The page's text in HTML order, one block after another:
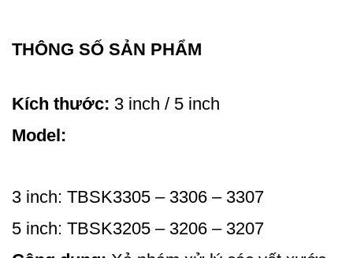
THÔNG SỐ SẢN PHẨM
Kích thước: 3 inch / 5 inch
Model:
3 inch: TBSK3305 – 3306 – 3307
5 inch: TBSK3205 – 3206 – 3207